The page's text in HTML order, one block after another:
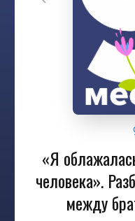
«Я
человека».
между